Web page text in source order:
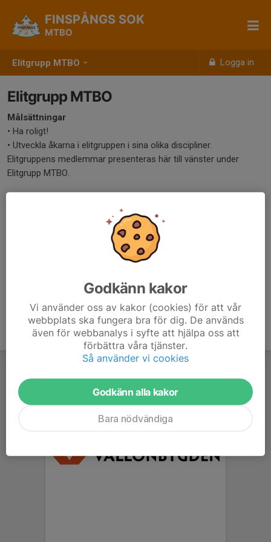
Elitgrupp MTBO Logga in
FINSPÅNGS SOK
MTBO
Elitgrupp MTBO
Målsättningar
• Ha roligt!
• Utveckla åkarna i elitgruppen i sina olika discipliner.
Elitgruppens medlemmar presenteras här till vänster under
Elitgrupp MTBO.
Stadgar elitgruppen
Godkänn kakor
Vi använder oss av kakor (cookies) för att vår
webbplats ska fungera bra för dig. De används
även för webbanalys i syfte att hjälpa oss att
förbättra våra tjänster.
Så använder vi cookies
Godkänn alla kakor
Bara nödvändiga